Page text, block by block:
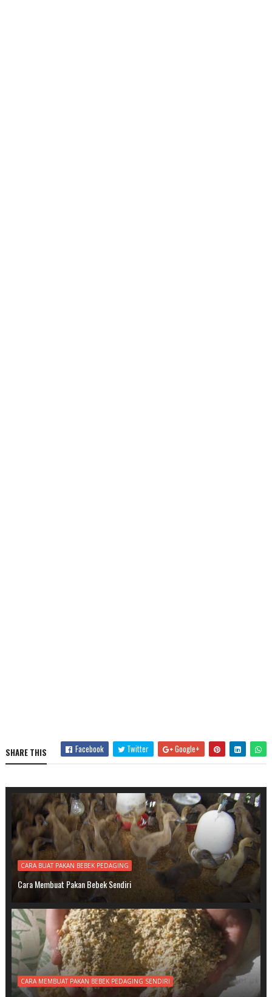
SHARE THIS Facebook Twitter Google+
CARA BUAT PAKAN BEBEK PEDAGING
Cara Membuat Pakan Bebek Sendiri
CARA MEMBUAT PAKAN BEBEK PEDAGING SENDIRI